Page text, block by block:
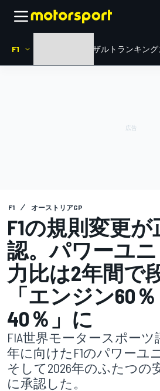
F1 リザルト ランキング
F1 オーストリアGP
F1の規則変更
認。パワーユ
力比は2年間で
「エンジン60
40％」に
FIA世界モータースポーツ
年に向けたF1のパワーユ
そして2026年のふたつの
に承認した。